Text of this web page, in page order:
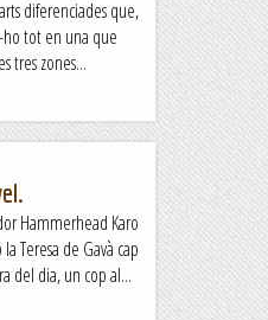
diferenciades que,
ho tot en una que
tres zones...
Hammerhead Karo
Teresa de Gavà cap
del dia, un cop al...